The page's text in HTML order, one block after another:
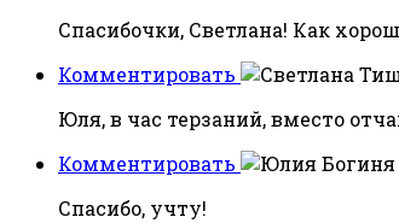
Спасибочки, Светлана! Как
Комментировать
Юля, в час терзаний, вместо
Комментировать
Спасибо, учту!